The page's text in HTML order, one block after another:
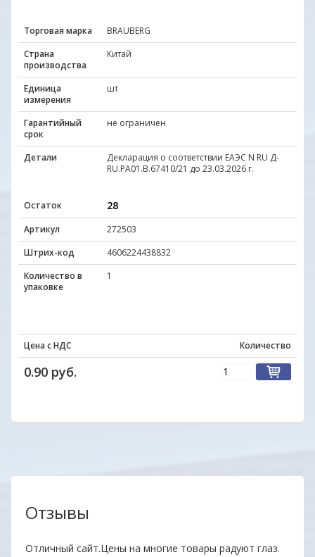
Торговая марка
BRAUBERG
Страна
производства
Китай
Единица
измерения
шт
Гарантийный
срок
не ограничен
Детали
Декларация о соответствии ЕАЭС N RU Д-
RU.РА01.B.67410/21 до 23.03.2026 г.
Остаток 28
Артикул
272503
Штрих-код
4606224438832
Количество в
упаковке
1
Цена с НДС Количество
0.90 руб.
Отзывы
Отличный сайт.Цены на многие товары радуют глаз.